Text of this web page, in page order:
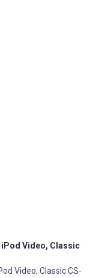
Video, Classic
Video, Classic CS-